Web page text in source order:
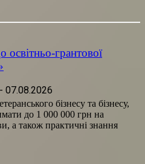
грантової
- 07.08.2026
бізнесу та бізнесу,
до 1 000 000 грн на
а також практичні знання